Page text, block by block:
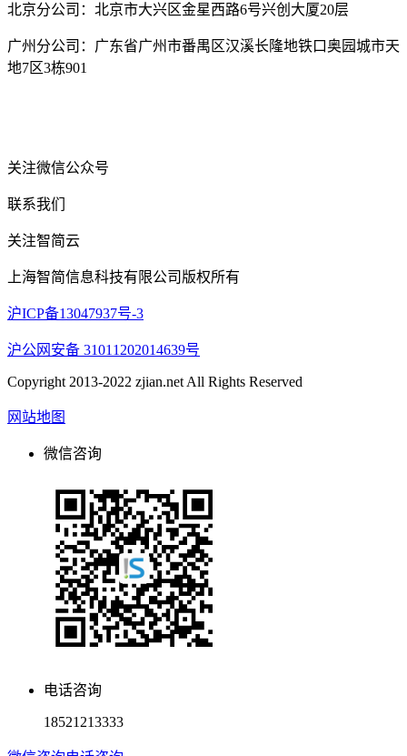
北京分公司：北京市大兴区金星西路6号兴创大厦20层
广州分公司：广东省广州市番禺区汉溪长隆地铁口奥园城市天
地7区3栋901
关注微信公众号
联系我们
关注智简云
上海智简信息科技有限公司版权所有
沪ICP备13047937号-3
沪公网安备 31011202014639号
Copyright 2013-2022 zjian.net All Rights Reserved
网站地图
微信咨询
电话咨询
18521213333